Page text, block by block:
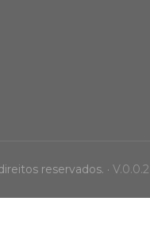
reservados. · V.0.0.2